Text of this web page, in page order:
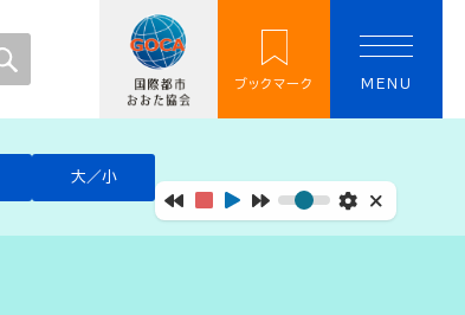
ブックマーク MENU
大／小